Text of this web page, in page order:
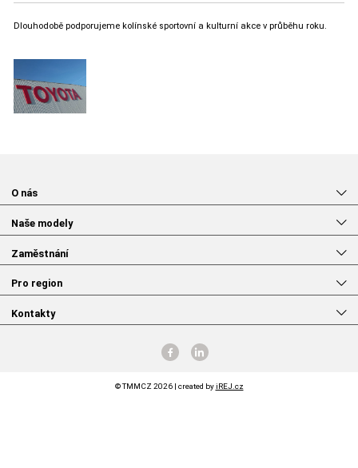
Dlouhodobě podporujeme kolínské sportovní a kulturní akce v průběhu roku.
O nás
Naše modely
Zaměstnání
Pro region
Kontakty
© TMMCZ 2026 | created byiREJ.cz